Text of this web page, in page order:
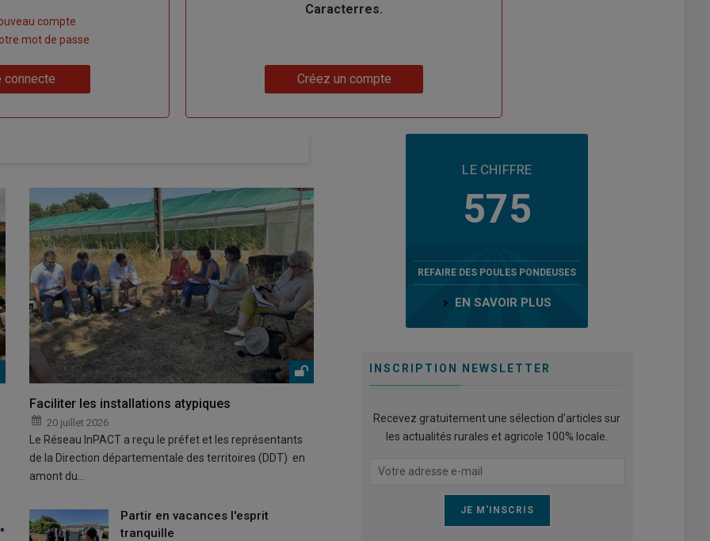
compte
mot de passe
connecte
Caracterres.
Créez un compte
Faciliter les installations atypiques
20 juillet 2026
Le Réseau InPACT a reçu le préfet et les représentants
de la Direction départementale des territoires (DDT) en
amont du…
Partir en vacances l'esprit
tranquille
LE CHIFFRE
575
REFAIRE DES POULES PONDEUSES
EN SAVOIR PLUS
INSCRIPTION NEWSLETTER
Recevez gratuitement une sélection d’articles sur
les actualités rurales et agricole 100% locale.